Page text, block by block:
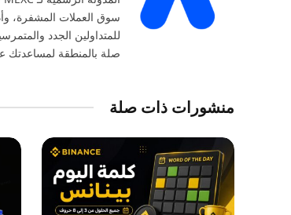
سوق العملات المشفرة،
للمتداولين الجدد
صلة بالمنطقة لمساعدتك
منشورات ذات صلة